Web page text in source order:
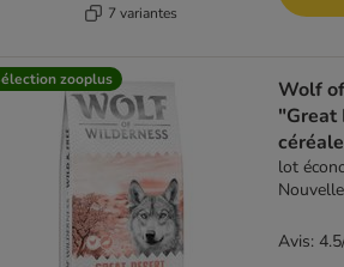
7 variantes
zooplus
Wolf
"Great
lot
Avis: